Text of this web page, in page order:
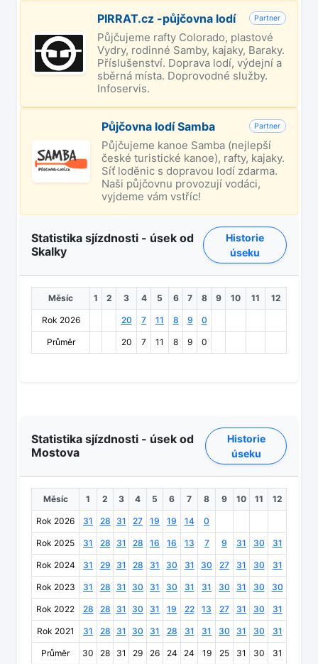
PIRRAT.cz -půjčovna lodí Partner
Půjčujeme rafty Colorado, plastové
Vydry, rodinné Samby, kajaky, Baraky.
Příslušenství. Doprava lodí, výdejní a
sběrná místa. Doprovodné služby.
Infoservis.
Půjčovna lodí Samba Partner
Půjčujeme kanoe Samba (nejlepší
české turistické kanoe), rafty, kajaky.
Síť loděnic s dopravou lodí zdarma.
Naši půjčovnu provozují vodáci,
vyjdeme vám vstříc!
Statistika sjízdnosti - úsek od
Skalky
Historie
úseku
Měsíc 1 2 3 4 5 6 7 8 9 10 11 12
Rok 2026 20 7 11 8 9 0
Průměr 20 7 11 8 9 0
Statistika sjízdnosti - úsek od
Mostova
Historie
úseku
Měsíc 1 2 3 4 5 6 7 8 9 10 11 12
Rok 2026 31 28 31 27 19 19 14 0
Rok 2025 31 28 31 28 16 16 13 7 9 31 30 31
Rok 2024 31 29 31 28 31 30 31 30 27 31 30 31
Rok 2023 31 28 31 30 31 30 31 31 30 31 30 30
Rok 2022 28 28 31 30 31 19 22 13 27 31 30 31
Rok 2021 31 28 31 30 31 28 31 31 30 31 30 31
Průměr 30 28 31 29 26 24 24 19 25 31 30 31